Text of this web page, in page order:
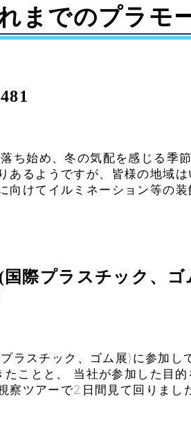
までのプラモ
ち始め、冬の気配を感じる季
あるようですが、皆様の地域
向けてイルミネーション等の
国際プラスチック、
ラスチック、ゴム展)に参加し
ことと、 当社が参加した目
察ツアーで2日間見て回りま